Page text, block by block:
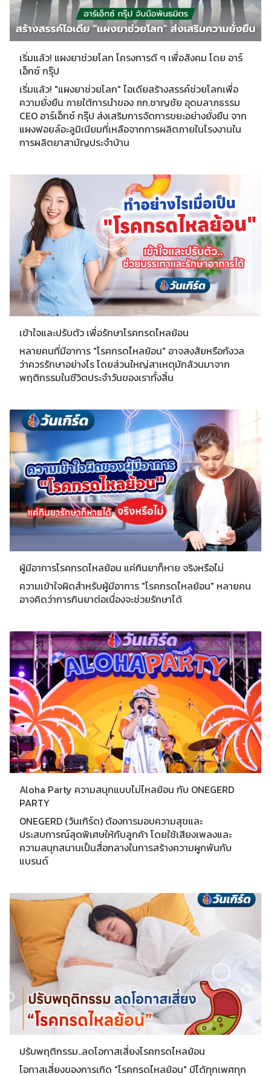
เริ่มแล้ว! แผงยาช่วยโลก โครงการดี ๆ เพื่อสังคม โดย อาร์
เอ็กซ์ กรุ๊ป
เริ่มแล้ว! "แผงยาช่วยโลก" ไอเดียสร้างสรรค์ช่วยโลกเพื่อ
ความยั่งยืน ภายใต้การนำของ ภก.ชาญชัย อุดมลาภธรรม
CEO อาร์เอ็กซ์ กรุ๊ป ส่งเสริมการจัดการขยะอย่างยั่งยืน จาก
แผงฟอยล์อะลูมิเนียมที่เหลือจากการผลิตภายในโรงงานใน
การผลิตยาสามัญประจำบ้าน
เข้าใจและปรับตัว เพื่อรักษาโรคกรดไหลย้อน
หลายคนที่มีอาการ "โรคกรดไหลย้อน​" อาจสงสัยหรือกังวล
ว่าควรรักษาอย่างไร โดยส่วนใหญ่สาเหตุมักล้วนมาจาก
พฤติกรรมในชีวิตประจำวันของเราทั้งสิ้น
ผู้มีอาการโรคกรดไหลย้อน​ แค่กินยาก็หาย จริงหรือไม่
ความเข้าใจผิดสำหรับผู้มีอาการ "โรคกรดไหลย้อน​" หลายคน
อาจคิดว่าการกินยาต่อเนื่องจะช่วยรักษาได้
Aloha Party ความสนุกแบบไม่ไหลย้อน กับ ONEGERD
PARTY
ONEGERD (วันเกิร์ด) ต้องการมอบความสุขและ
ประสบการณ์สุดพิเศษให้กับลูกค้า โดยใช้เสียงเพลงและ
ความสนุกสนานเป็นสื่อกลางในการสร้างความผูกพันกับ
แบรนด์
ปรับพฤติกรรม..ลดโอกาสเสี่ยงโรคกรดไหลย้อน
โอกาสเสี่ยงของการเกิด "โรคกรดไหลย้อน"​ มีได้ทุกเพศทุก